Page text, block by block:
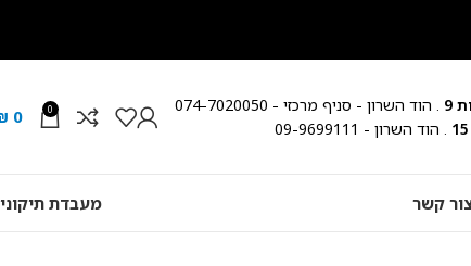
9
. הוד השרון - סניף מרכזי - 074-7020050
. הוד השרון - 09-9699111
0
0
קשר מעבדת